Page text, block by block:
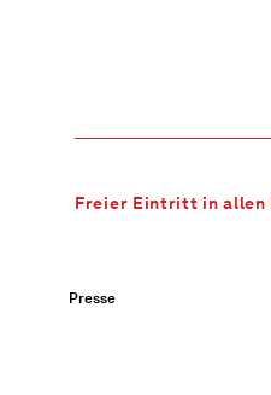
Freier Eintritt in allen
Presse